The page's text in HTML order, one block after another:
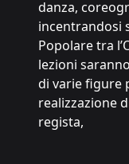
danza,
incentrandosi
Popolare tra
lezioni
di varie figure
realizzazione
regista,